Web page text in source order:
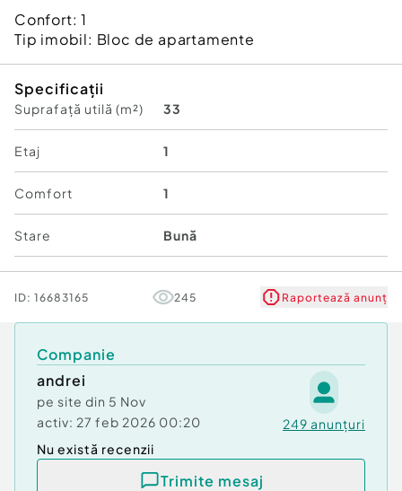
Confort:1
Tip imobil: Bloc de apartamente
Specificații
Suprafață utilă (m²) 33
Etaj 1
Comfort 1
Stare Bună
ID: 16683165 245 Raportează anunț
Companie
andrei
pe site din 5 Nov
activ: 27 feb 2026 00:20 249 anunțuri
Nu există recenzii
Trimite mesaj